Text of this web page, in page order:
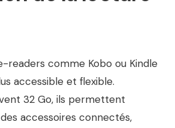
readers comme Kobo ou Kindle
accessible et flexible.
32 Go, ils permettent
accessoires connectés,